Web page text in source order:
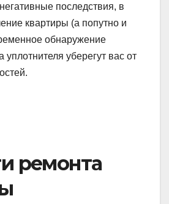
последствия, в
квартиры (а попутно и
обнаружение
уплотнителя уберегут вас от
ремонта